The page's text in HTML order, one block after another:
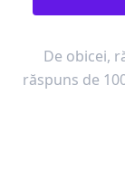
De obicei,
răspuns de